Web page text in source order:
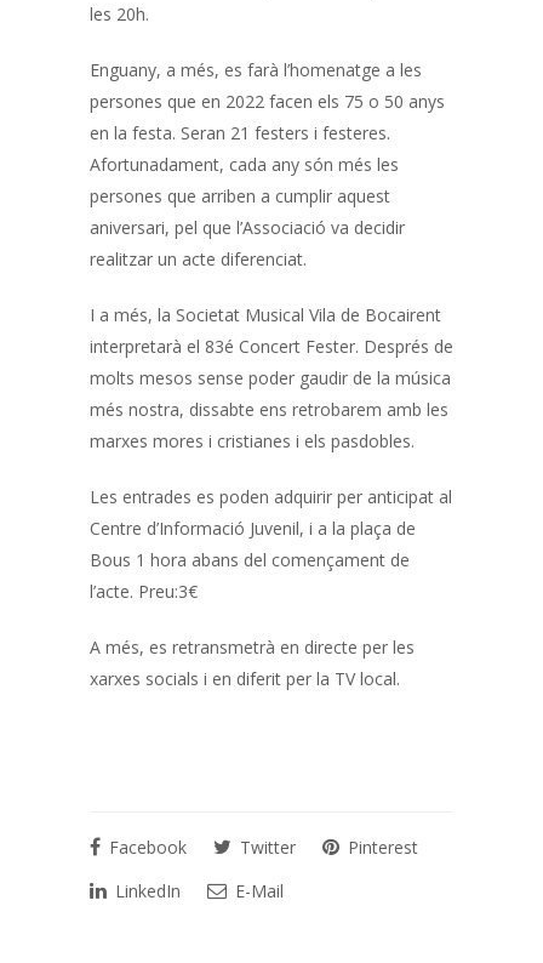
les 20h.
Enguany, a més, es farà l’homenatge a les
persones que en 2022 facen els 75 o 50 anys
en la festa. Seran 21 festers i festeres.
Afortunadament, cada any són més les
persones que arriben a cumplir aquest
aniversari, pel que l’Associació va decidir
realitzar un acte diferenciat.
I a més, la Societat Musical Vila de Bocairent
interpretarà el 83é Concert Fester. Després de
molts mesos sense poder gaudir de la música
més nostra, dissabte ens retrobarem amb les
marxes mores i cristianes i els pasdobles.
Les entrades es poden adquirir per anticipat al
Centre d’Informació Juvenil, i a la plaça de
Bous 1 hora abans del començament de
l’acte. Preu:3€
A més, es retransmetrà en directe per les
xarxes socials i en diferit per la TV local.
Facebook Twitter
Pinterest
LinkedIn
E-Mail